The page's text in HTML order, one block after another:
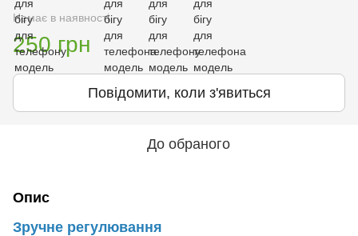
Немає в наявності
250 грн
Повідомити, коли з'явиться
До обраного
Опис
Зручне регулювання